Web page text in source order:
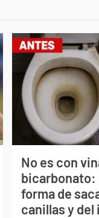
No es con
bicarbonato:
forma de
canillas y del